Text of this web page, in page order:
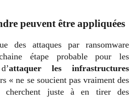
peuvent être appliquées
des attaques par ransomware
étape probable pour les
attaquer les infrastructures
« ne se soucient pas vraiment des
juste à en tirer des